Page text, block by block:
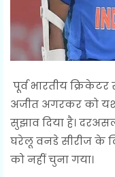
पूर्व भारतीय
अजीत अगरकर को
सुझाव दिया है।
घरेलू वनडे सीरीज के
को नहीं चुना गया।